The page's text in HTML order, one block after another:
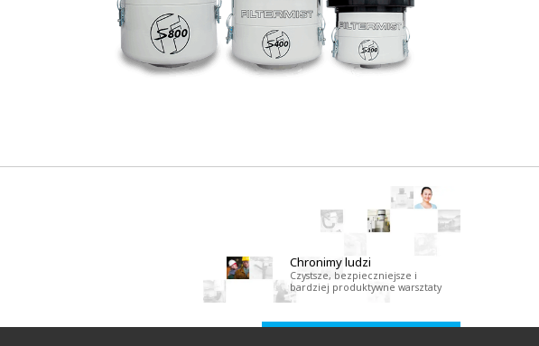
Chronimy ludzi
Czystsze, bezpieczniejsze i
bardziej produktywne warsztaty